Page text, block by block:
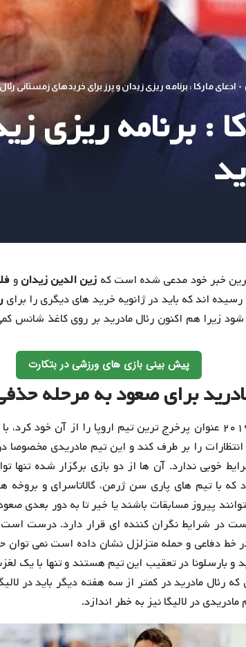
- ادعای مارکا : برنامه ریزی زیدان و پرز برای خریدهای زمستانی
: برنامه ریزی
خبر خود مدعی شده است که زین الدین زیدانو
اند که باید در ژانویه خرید های دیگری را برای
شود زیرا هم اکنون رئال مادرید بر روی کاغذ شانس
پیش بینی بازی های ورزشی در بتکارت
برای صعود به مرحله حذفی
رئال مادرید که در تابستان ۲۰۱۹ عنوان پرخرج ترین تیم اروپا را
انتظارات را بر طرف کند و این تیم مادریدی مخصوصا
خوبی ندارد. آن ها از دو بازی برگزار شده تنها
که با تیم های پاری سن ژرمن، گالاتاسرای و
پیروز مسابقات باشند یا خیر تا به دور بعدی
است در شرایط نگران کننده ای قرار دارد. درست
خط دفاعی و حمله متزلزل نشان داده است نمی
و بارسلونا در تعقیب این تیم هستند و تنها با یک
رئال مادرید در کمتر از سه هفته دیگر باید در
در لالیگا نیز به خطر اندازد.